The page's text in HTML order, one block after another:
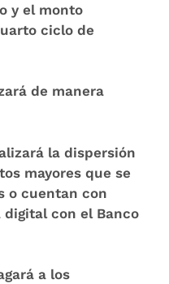
y el monto
ciclo de
de manera
la dispersión
mayores que se
o cuentan con
con el Banco
a los